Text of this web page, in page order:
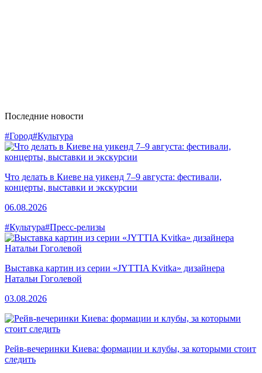
Последние новости
#Город#Культура
Что делать в Киеве на уикенд 7–9 августа: фестивали,
концерты, выставки и экскурсии
06.08.2026
#Культура#Пресс-релизы
Выставка картин из серии «JYTTIA Kvitka» дизайнера
Натальи Гоголевой
03.08.2026
Рейв-вечеринки Киева: формации и клубы, за которыми стоит
следить